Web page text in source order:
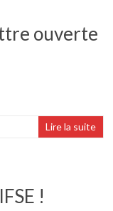
ouverte
Lire la suite
!